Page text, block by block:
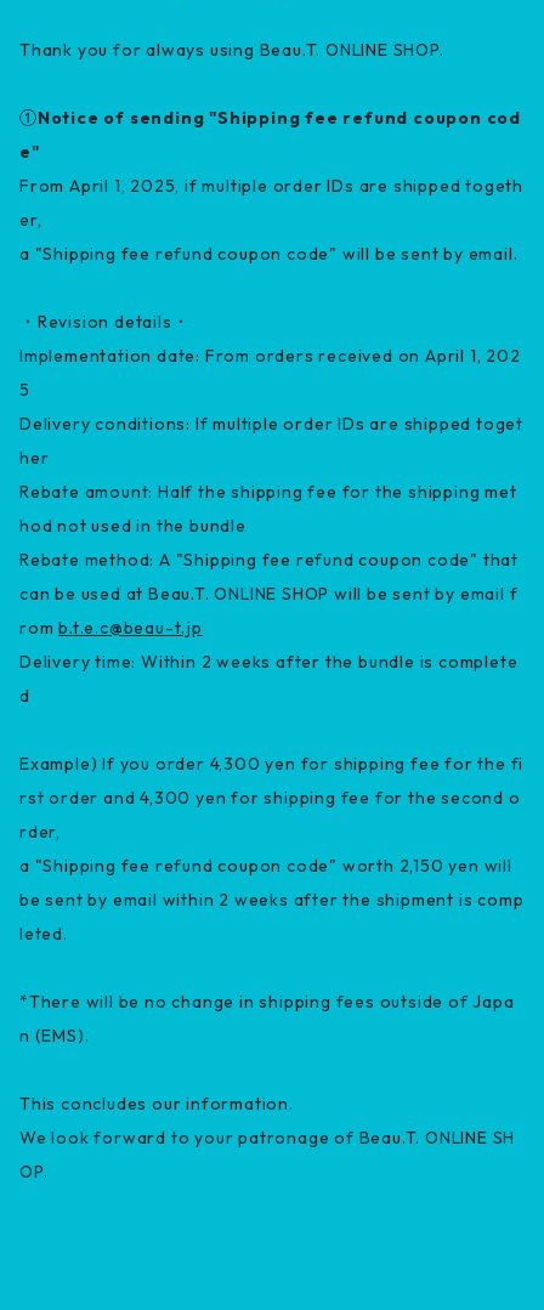
Thank you for always using Beau.T. ONLINE SHOP.
①Notice of sending "Shipping fee refund coupon cod
e"
From April 1, 2025, if multiple order IDs are shipped togeth
er,
a "Shipping fee refund coupon code" will be sent by email.
・Revision details・
Implementation date: From orders received on April 1, 202
5
Delivery conditions: If multiple order IDs are shipped toget
her
Rebate amount: Half the shipping fee for the shipping met
hod not used in the bundle
Rebate method: A "Shipping fee refund coupon code" that
can be used at Beau.T. ONLINE SHOP will be sent by email f
romb.t.e.c@beau-t.jp
Delivery time: Within 2 weeks after the bundle is complete
d
Example) If you order 4,300 yen for shipping fee for the fi
rst order and 4,300 yen for shipping fee for the second o
rder,
a "Shipping fee refund coupon code" worth 2,150 yen will
be sent by email within 2 weeks after the shipment is comp
leted.
*There will be no change in shipping fees outside of Japa
n (EMS).
This concludes our information.
We look forward to your patronage of Beau.T. ONLINE SH
OP.